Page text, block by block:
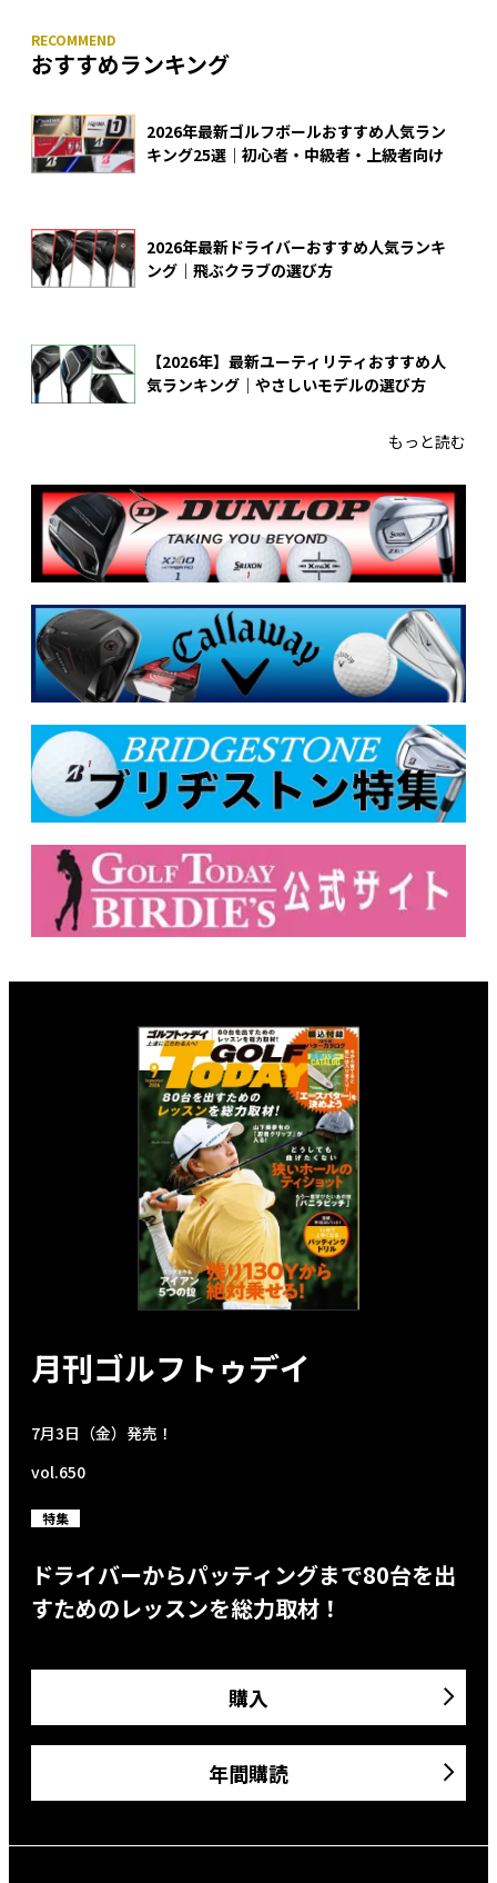
おすすめランキング
2026年最新ゴルフボールおすすめ人気ラン
キング25選｜初心者・中級者・上級者向け
2026年最新ドライバーおすすめ人気ランキ
ング｜飛ぶクラブの選び方
【2026年】最新ユーティリティおすすめ人
気ランキング｜やさしいモデルの選び方
もっと読む
月刊ゴルフトゥデイ
7月3日（金）発売！
vol.650
特集
ドライバーからパッティングまで80台を出
すためのレッスンを総力取材！
購入
年間購読